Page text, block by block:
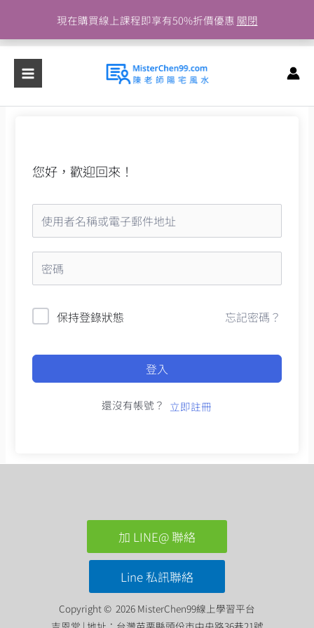
現在購買線上課程即享有50%折價優惠 關閉
主
容
您好，歡迎回來！
保持登錄狀態 忘記密碼？
登入
還沒有帳號？ 立即註冊
加 LINE@ 聯絡
Line 私訊聯絡
Copyright © 2026 MisterChen99線上學習平台